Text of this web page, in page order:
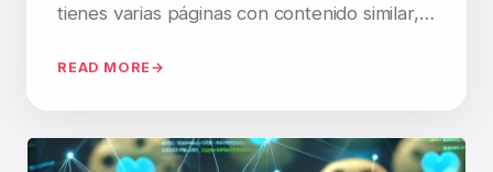
tienes varias páginas con contenido similar,…
READ MORE